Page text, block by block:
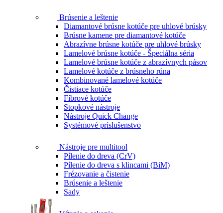
Brúsenie a leštenie
Diamantové brúsne kotúče pre uhlové brúsky
Brúsne kamene pre diamantové kotúče
Abrazívne brúsne kotúče pre uhlové brúsky
Lamelové brúsne kotúče - Špeciálna séria
Lamelové brúsne kotúče z abrazívnych pásov
Lamelové kotúče z brúsneho rúna
Kombinované lamelové kotúče
Čistiace kotúče
Fíbrové kotúče
Stopkové nástroje
Nástroje Quick Change
Systémové príslušenstvo
Nástroje pre multitool
Pílenie do dreva (CrV)
Pílenie do dreva s klincami (BiM)
Frézovanie a čistenie
Brúsenie a leštenie
Sady